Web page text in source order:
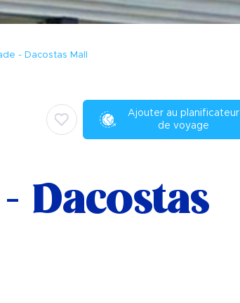
- Dacostas Mall
Ajouter au planificateur
de voyage
Dacostas